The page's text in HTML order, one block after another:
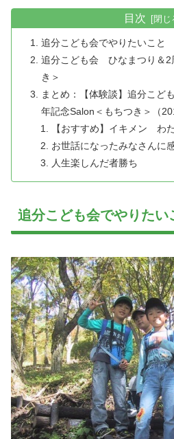
目次
追分こども会でやりたいこと
追分こども会 ひなまつり＆2
き＞
まとめ：【体験談】追分こど
年記念Salon＜もちつき＞（
【おすすめ】イキメン わ
お世話になったみなさんに
人生楽しんだ者勝ち
追分こども会でやりたい